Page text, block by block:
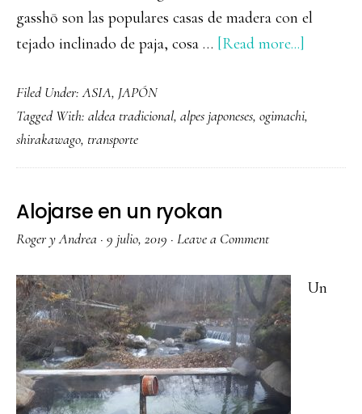
gasshō son las populares casas de madera con el
tejado inclinado de paja, cosa … [Read more...]
pueblo
cuento
Filed Under:ASIA, JAPÓN
Tagged With: aldea tradicional, alpes japoneses, ogimachi,
shirakawago, transporte
Alojarse en un ryokan
Roger y Andrea · 9 julio, 2019 · Leave a Comment
Un